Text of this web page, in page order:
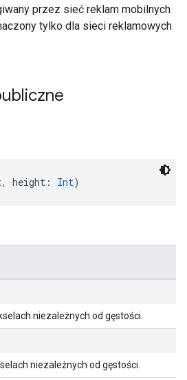
przez sieć reklam mobilnych
tylko dla sieci reklamowych
, height: Int)
niezależnych od gęstości.
niezależnych od gęstości.